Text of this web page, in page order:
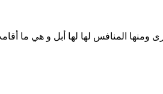
المنافس لها لها أبل و هي ما